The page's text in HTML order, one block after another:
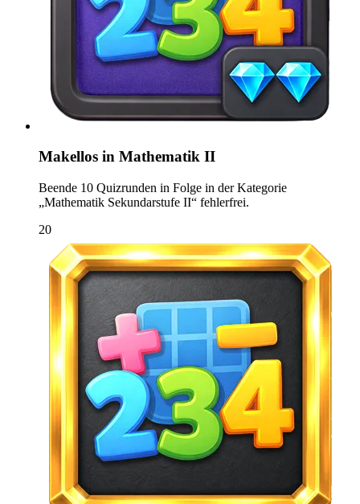
Makellos in Mathematik II
Beende 10 Quizrunden in Folge in der Kategorie
„Mathematik Sekundarstufe II“ fehlerfrei.
20